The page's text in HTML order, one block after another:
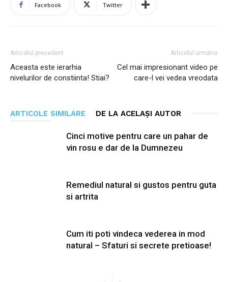
Facebook Twitter
Articolul precedent
Aceasta este ierarhia
nivelurilor de constiinta! Stiai?
Articolul următor
Cel mai impresionant video pe
care-l vei vedea vreodata
ARTICOLE SIMILARE DE LA ACELAȘI AUTOR
Cinci motive pentru care un pahar de
vin rosu e dar de la Dumnezeu
Remediul natural si gustos pentru guta
si artrita
Cum iti poti vindeca vederea in mod
natural – Sfaturi si secrete pretioase!